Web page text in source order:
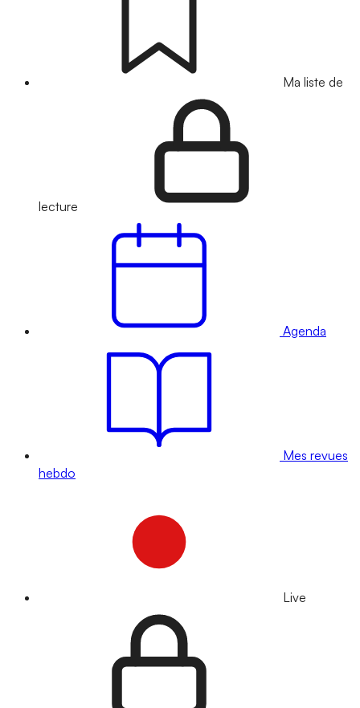
Ma liste de
lecture
Agenda
Mes revues
hebdo
Live